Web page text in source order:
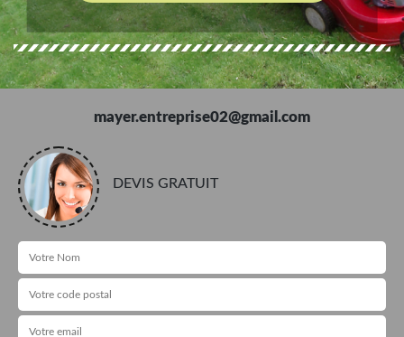
mayer.entreprise02@gmail.com
DEVIS GRATUIT